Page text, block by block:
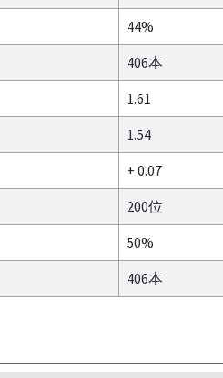
44%
406本
1.61
1.54
+ 0.07
200位
50%
406本